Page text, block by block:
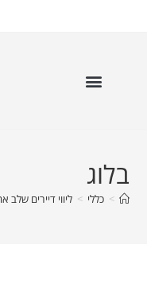
בלוג
> כללי > ליווי דיירים